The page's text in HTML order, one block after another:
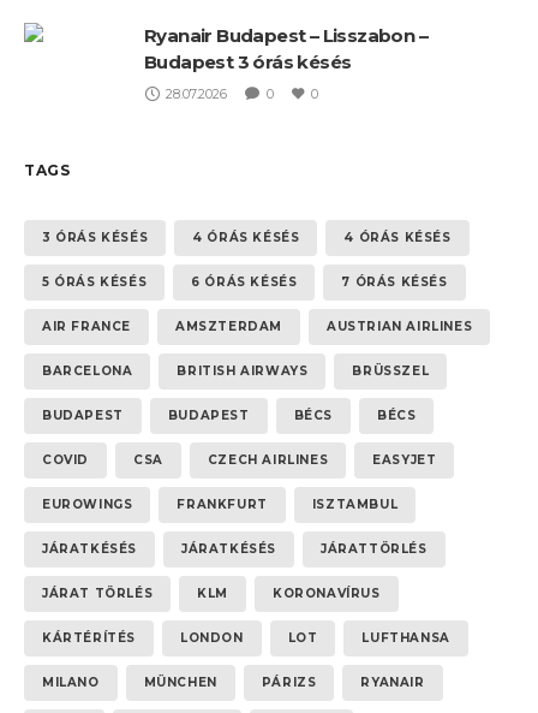
Ryanair Budapest – Lisszabon –
Budapest 3 órás késés
28.07.2026 0 0
TAGS
3 ÓRÁS KÉSÉS 4 ÓRÁS KÉSÉS 4 ÓRÁS KÉSÉS
5 ÓRÁS KÉSÉS 6 ÓRÁS KÉSÉS 7 ÓRÁS KÉSÉS
AIR FRANCE AMSZTERDAM AUSTRIAN AIRLINES
BARCELONA BRITISH AIRWAYS BRÜSSZEL
BUDAPEST BUDAPEST BÉCS BÉCS
COVID CSA CZECH AIRLINES EASYJET
EUROWINGS FRANKFURT ISZTAMBUL
JÁRATKÉSÉS JÁRATKÉSÉS JÁRATTÖRLÉS
JÁRAT TÖRLÉS KLM KORONAVÍRUS
KÁRTÉRÍTÉS LONDON LOT LUFTHANSA
MILANO MÜNCHEN PÁRIZS RYANAIR